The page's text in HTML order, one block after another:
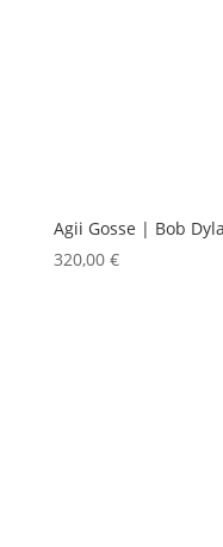
Agii Gosse | Bob
320,00 €